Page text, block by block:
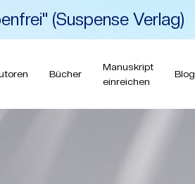
(Suspense Verlag)
Bücher
Manuskript
einreichen
Blog